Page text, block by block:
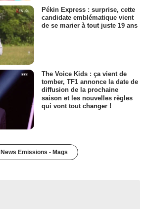
Pékin Express : surprise, cette
candidate emblématique vient
de se marier à tout juste 19 ans
The Voice Kids : ça vient de
tomber, TF1 annonce la date de
diffusion de la prochaine
saison et les nouvelles règles
qui vont tout changer !
News Emissions - Mags